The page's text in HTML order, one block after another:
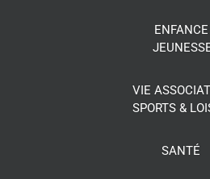
ENFANCE
VIE
SPORTS &
SANTÉ